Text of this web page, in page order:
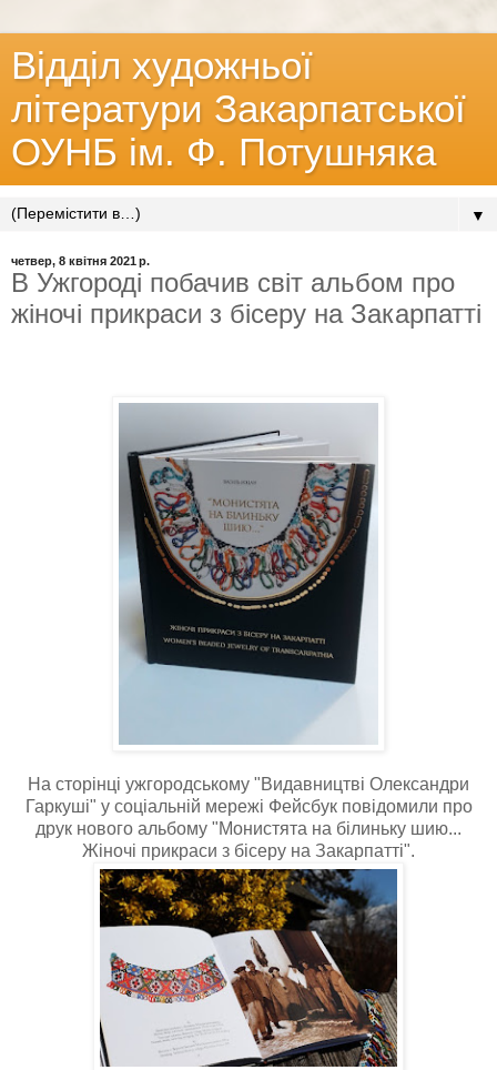
Відділ художньої
літератури Закарпатської
ОУНБ ім. Ф. Потушняка
▼
четвер, 8 квітня 2021 р.
В Ужгороді побачив світ альбом про
жіночі прикраси з бісеру на Закарпатті
На сторінці ужгородському "Видавництві Олександри
Гаркуші" у соціальній мережі Фейсбук повідомили про
друк нового альбому "Монистята на білиньку шию...
Жіночі прикраси з бісеру на Закарпатті".